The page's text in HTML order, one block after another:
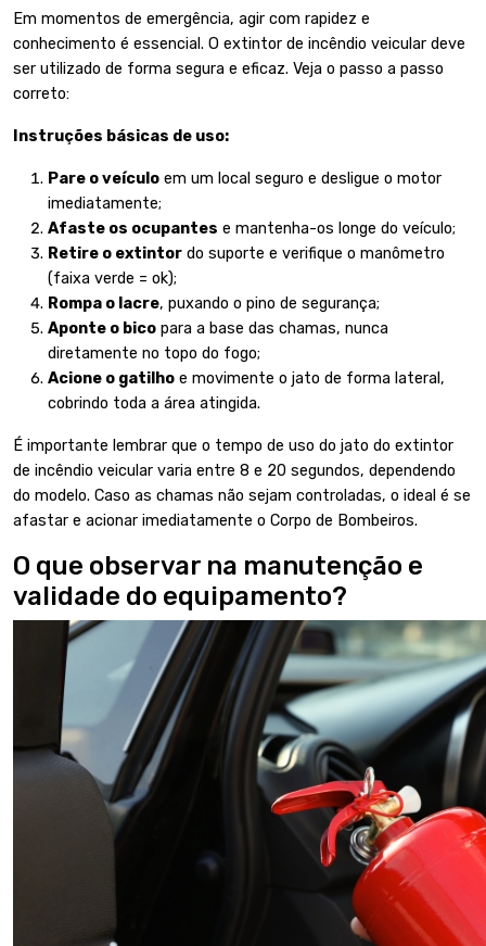
Em momentos de emergência, agir com rapidez e
conhecimento é essencial. O extintor de incêndio veicular deve
ser utilizado de forma segura e eficaz. Veja o passo a passo
correto:
Instruções básicas de uso:
Pare o veículo em um local seguro e desligue o motor
imediatamente;
Afaste os ocupantes e mantenha-os longe do veículo;
Retire o extintor do suporte e verifique o manômetro
(faixa verde = ok);
Rompa o lacre, puxando o pino de segurança;
Aponte o bico para a base das chamas, nunca
diretamente no topo do fogo;
Acione o gatilho e movimente o jato de forma lateral,
cobrindo toda a área atingida.
É importante lembrar que o tempo de uso do jato do extintor
de incêndio veicular varia entre 8 e 20 segundos, dependendo
do modelo. Caso as chamas não sejam controladas, o ideal é se
afastar e acionar imediatamente o Corpo de Bombeiros.
O que observar na manutenção e
validade do equipamento?